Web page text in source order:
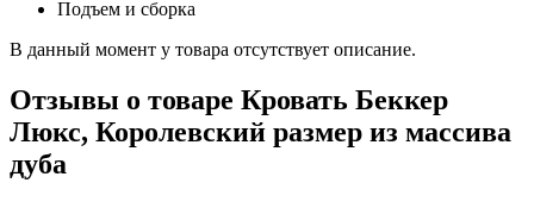
Подъем и сборка
В данный момент у товара отсутствует описание.
Отзывы о товаре Кровать Беккер
Люкс, Королевский размер из массива
дуба